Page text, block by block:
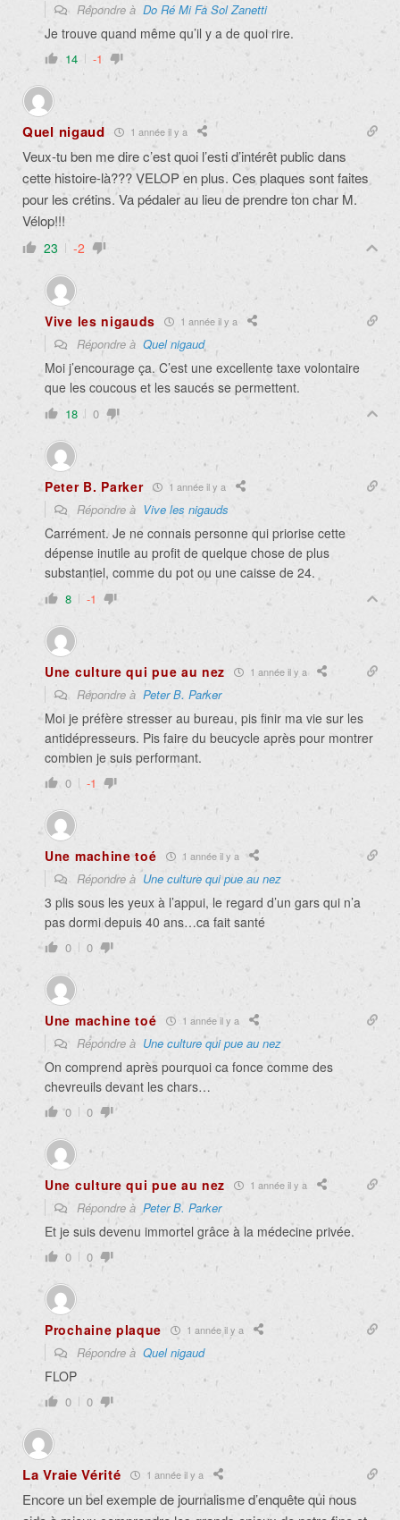
Répondre à Do Ré Mi Fa Sol Zanetti
Je trouve quand même qu’il y a de quoi rire.
14 -1
Quel nigaud 1 année il y a
Veux-tu ben me dire c’est quoi l’esti d’intérêt public dans
cette histoire-là??? VELOP en plus. Ces plaques sont faites
pour les crétins. Va pédaler au lieu de prendre ton char M.
Vélop!!!
23 -2
Vive les nigauds 1 année il y a
Répondre à Quel nigaud
Moi j’encourage ça. C’est une excellente taxe volontaire
que les coucous et les saucés se permettent.
18 0
Peter B. Parker 1 année il y a
Répondre à Vive les nigauds
Carrément. Je ne connais personne qui priorise cette
dépense inutile au profit de quelque chose de plus
substantiel, comme du pot ou une caisse de 24.
8 -1
Une culture qui pue au nez 1 année il y a
Répondre à Peter B. Parker
Moi je préfère stresser au bureau, pis finir ma vie sur les
antidépresseurs. Pis faire du beucycle après pour montrer
combien je suis performant.
0 -1
Une machine toé 1 année il y a
Répondre à Une culture qui pue au nez
3 plis sous les yeux à l’appui, le regard d’un gars qui n’a
pas dormi depuis 40 ans…ca fait santé
0 0
Une machine toé 1 année il y a
Répondre à Une culture qui pue au nez
On comprend après pourquoi ca fonce comme des
chevreuils devant les chars…
0 0
Une culture qui pue au nez 1 année il y a
Répondre à Peter B. Parker
Et je suis devenu immortel grâce à la médecine privée.
0 0
Prochaine plaque 1 année il y a
Répondre à Quel nigaud
FLOP
0 0
La Vraie Vérité 1 année il y a
Encore un bel exemple de journalisme d’enquête qui nous